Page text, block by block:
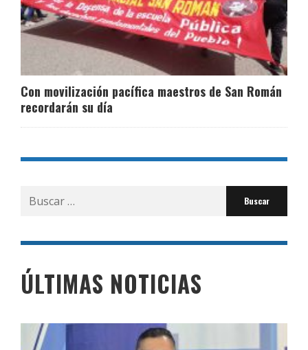
Con movilización pacífica maestros de San Román
recordarán su día
Buscar
por:
ÚLTIMAS NOTICIAS